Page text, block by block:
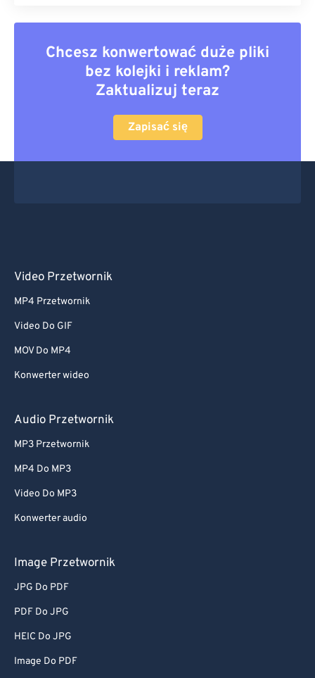
Chcesz konwertować duże pliki
bez kolejki i reklam?
Zaktualizuj teraz
Zapisać się
Video Przetwornik
MP4 Przetwornik
Video Do GIF
MOV Do MP4
Konwerter wideo
Audio Przetwornik
MP3 Przetwornik
MP4 Do MP3
Video Do MP3
Konwerter audio
Image Przetwornik
JPG Do PDF
PDF Do JPG
HEIC Do JPG
Image Do PDF